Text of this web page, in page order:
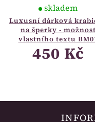
Luxusní dárková
na šperky - možnost
vlastního textu
skladem
450 Kč